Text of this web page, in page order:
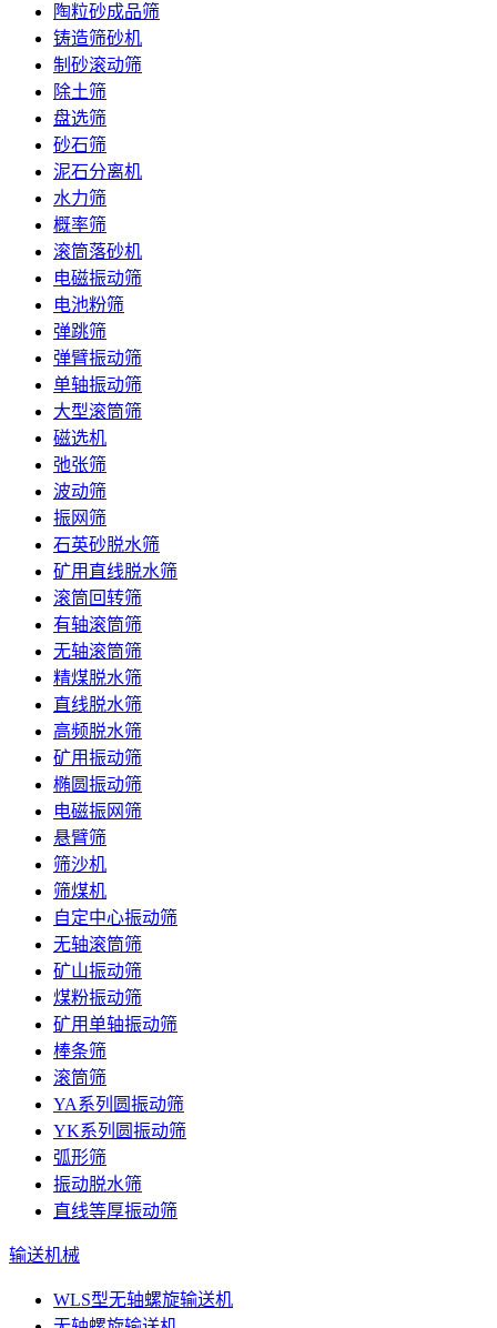
陶粒砂成品筛
铸造筛砂机
制砂滚动筛
除土筛
盘选筛
砂石筛
泥石分离机
水力筛
概率筛
滚筒落砂机
电磁振动筛
电池粉筛
弹跳筛
弹臂振动筛
单轴振动筛
大型滚筒筛
磁选机
弛张筛
波动筛
振网筛
石英砂脱水筛
矿用直线脱水筛
滚筒回转筛
有轴滚筒筛
无轴滚筒筛
精煤脱水筛
直线脱水筛
高频脱水筛
矿用振动筛
椭圆振动筛
电磁振网筛
悬臂筛
筛沙机
筛煤机
自定中心振动筛
无轴滚筒筛
矿山振动筛
煤粉振动筛
矿用单轴振动筛
棒条筛
滚筒筛
YA系列圆振动筛
YK系列圆振动筛
弧形筛
振动脱水筛
直线等厚振动筛
输送机械
WLS型无轴螺旋输送机